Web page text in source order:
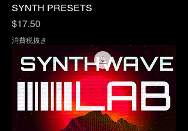
SYNTH PRESETS
価格
$17.50
消費税抜き